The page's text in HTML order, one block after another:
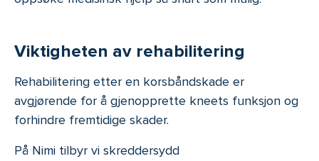
Viktigheten av rehabilitering
Rehabilitering etter en korsbåndskade er
avgjørende for å gjenopprette kneets funksjon og
forhindre fremtidige skader.
På Nimi tilbyr vi skreddersydd